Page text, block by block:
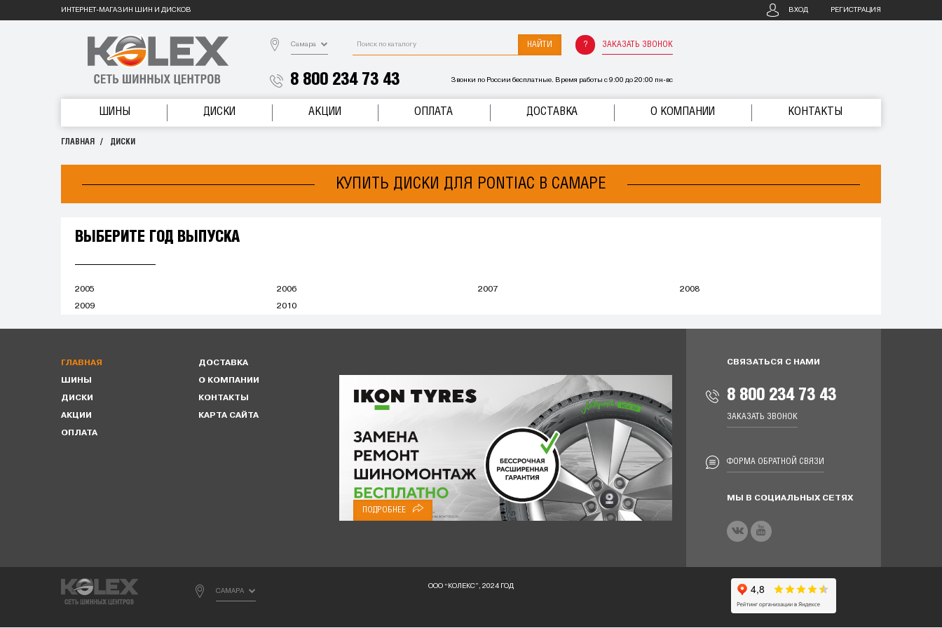
ИНТЕРНЕТ-МАГАЗИН ШИН И ДИСКОВ ВХОД РЕГИСТРАЦИЯ
Самара НАЙТИ ЗАКАЗАТЬ ЗВОНОК
8 800 234 73 43 Звонки по России бесплатные. Время работы с 9:00 до 20:00 пн-вс
ШИНЫ ДИСКИ АКЦИИ ОПЛАТА ДОСТАВКА О КОМПАНИИ КОНТАКТЫ
ГЛАВНАЯ ДИСКИ
КУПИТЬ ДИСКИ ДЛЯ PONTIAC В САМАРЕ
ВЫБЕРИТЕ ГОД ВЫПУСКА
2005 2006 2007 2008
2009 2010
ГЛАВНАЯ
ШИНЫ
ДИСКИ
АКЦИИ
ОПЛАТА
ДОСТАВКА
О КОМПАНИИ
КОНТАКТЫ
КАРТА САЙТА
ПОДРОБНЕЕ
СВЯЗАТЬСЯ С НАМИ
8 800 234 73 43
ЗАКАЗАТЬ ЗВОНОК
ФОРМА ОБРАТНОЙ СВЯЗИ
МЫ В СОЦИАЛЬНЫХ СЕТЯХ
САМАРА
ООО “КОЛЕКС”, 2024 ГОД